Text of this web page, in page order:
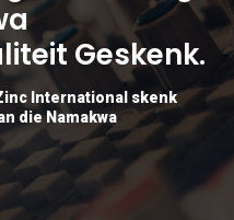
Geskenk.
International skenk
die Namakwa